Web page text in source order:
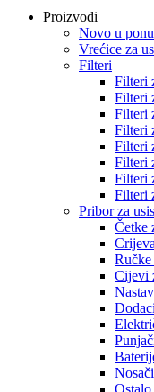
Proizvodi
Novo u
Vrećice za
Filteri
Filteri
Filteri
Filteri
Filteri
Filteri
Filteri
Filteri
Filteri
Pribor za
Četke
Ručke
Cijevi
Ostalo